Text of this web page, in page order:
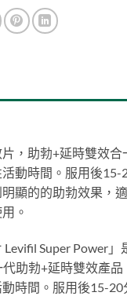
，助勃+延時雙效合
動時間。服用後15-
顯的的助勃效果，
。
Levifil Super Power
助勃+延時雙效產品
時間。服用後15-20